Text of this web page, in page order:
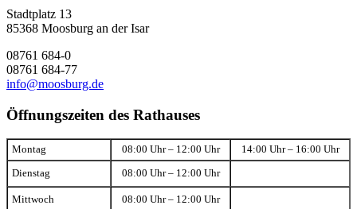
Stadtplatz 13
85368 Moosburg an der Isar
08761 684-0
08761 684-77
info@moosburg.de
Öffnungszeiten des Rathauses
Montag 08:00 Uhr – 12:00 Uhr 14:00 Uhr – 16:00 Uhr
Dienstag 08:00 Uhr – 12:00 Uhr
Mittwoch 08:00 Uhr – 12:00 Uhr